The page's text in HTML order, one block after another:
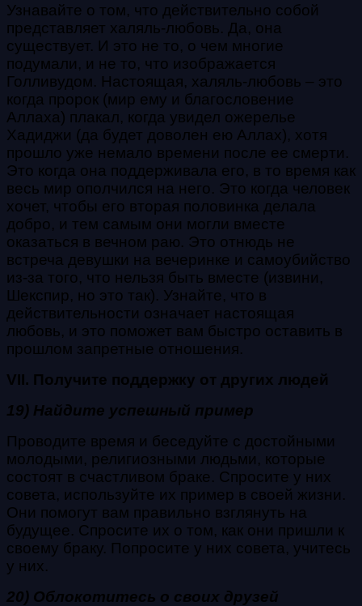
Узнавайте о том, что действительно собой
представляет халяль-любовь. Да, она
существует. И это не то, о чем многие
подумали, и не то, что изображается
Голливудом. Настоящая, халяль-любовь – это
когда пророк (мир ему и благословение
Аллаха) плакал, когда увидел ожерелье
Хадиджи (да будет доволен ею Аллах), хотя
прошло уже немало времени после ее смерти.
Это когда она поддерживала его, в то время как
весь мир ополчился на него. Это когда человек
хочет, чтобы его вторая половинка делала
добро, и тем самым они могли вместе
оказаться в вечном раю. Это отнюдь не
встреча девушки на вечеринке и самоубийство
из-за того, что нельзя быть вместе (извини,
Шекспир, но это так). Узнайте, что в
действительности означает настоящая
любовь, и это поможет вам быстро оставить в
прошлом запретные отношения.
VII. Получите поддержку от других людей
19) Найдите успешный пример
Проводите время и беседуйте с достойными
молодыми, религиозными людьми, которые
состоят в счастливом браке. Спросите у них
совета, используйте их пример в своей жизни.
Они помогут вам правильно взглянуть на
будущее. Спросите их о том, как они пришли к
своему браку. Попросите у них совета, учитесь
у них.
20) Облокотитесь о своих друзей